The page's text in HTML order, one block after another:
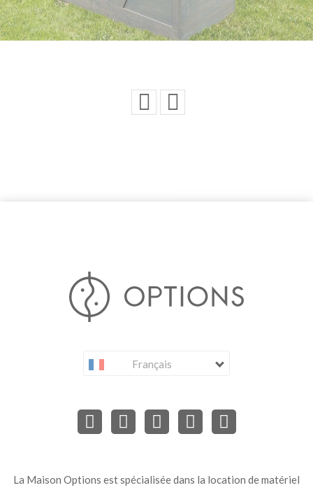
Français
La Maison Options est spécialisée dans la location de matériel